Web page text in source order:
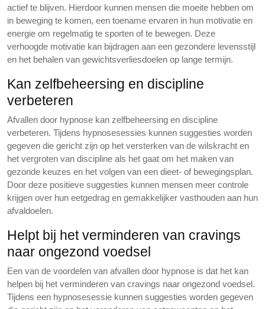
actief te blijven. Hierdoor kunnen mensen die moeite hebben om
in beweging te komen, een toename ervaren in hun motivatie en
energie om regelmatig te sporten of te bewegen. Deze
verhoogde motivatie kan bijdragen aan een gezondere levensstijl
en het behalen van gewichtsverliesdoelen op lange termijn.
Kan zelfbeheersing en discipline
verbeteren
Afvallen door hypnose kan zelfbeheersing en discipline
verbeteren. Tijdens hypnosesessies kunnen suggesties worden
gegeven die gericht zijn op het versterken van de wilskracht en
het vergroten van discipline als het gaat om het maken van
gezonde keuzes en het volgen van een dieet- of bewegingsplan.
Door deze positieve suggesties kunnen mensen meer controle
krijgen over hun eetgedrag en gemakkelijker vasthouden aan hun
afvaldoelen.
Helpt bij het verminderen van cravings
naar ongezond voedsel
Een van de voordelen van afvallen door hypnose is dat het kan
helpen bij het verminderen van cravings naar ongezond voedsel.
Tijdens een hypnosesessie kunnen suggesties worden gegeven